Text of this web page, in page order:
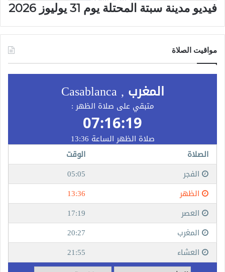
فيديو مدينة سبتة المحتلة يوم 31 يوليوز 2026
مواقيت الصلاة